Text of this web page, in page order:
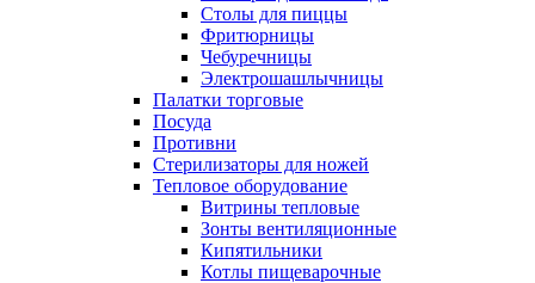
Столы для пиццы
Фритюрницы
Чебуречницы
Электрошашлычницы
Палатки торговые
Посуда
Противни
Стерилизаторы для ножей
Тепловое оборудование
Витрины тепловые
Зонты вентиляционные
Кипятильники
Котлы пищеварочные